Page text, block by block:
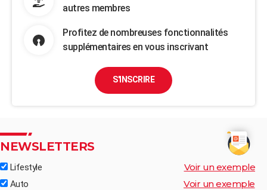
autres membres
Profitez de nombreuses fonctionnalités
supplémentaires en vous inscrivant
S'INSCRIRE
NEWSLETTERS
Lifestyle Voir un exemple
Auto Voir un exemple